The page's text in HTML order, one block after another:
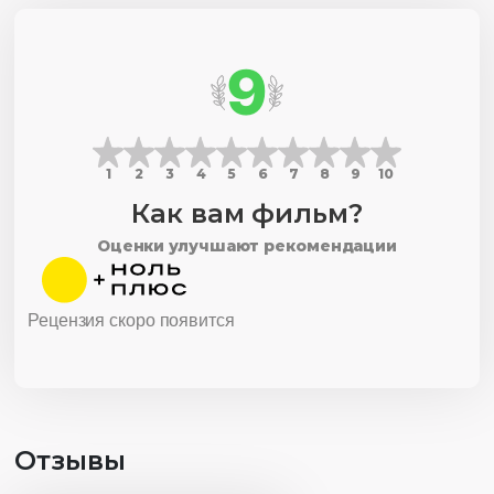
9
1 2 3 4 5 6 7 8 9 10
Как вам фильм?
Оценки улучшают рекомендации
Рецензия скоро появится
Отзывы